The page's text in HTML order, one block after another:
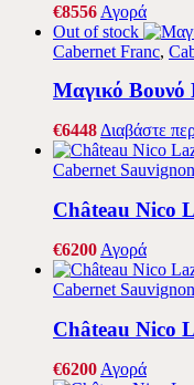
€8556 Αγορά
Out of stock
Cabernet Franc,
Μαγικό Βουνό
€6448Διαβάστε
Cabernet Sauvignon
Château Nico
€6200 Αγορά
Cabernet Sauvignon
Château Nico
€6200 Αγορά